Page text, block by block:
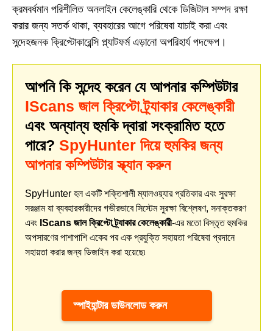
ক্রমবর্ধমান পরিশীলিত অনলাইন কেলেঙ্কারি থেকে ডিজিটাল সম্পদ রক্ষা
করার জন্য সতর্ক থাকা, ব্যবহারের আগে পরিষেবা যাচাই করা এবং
সন্দেহজনক ক্রিপ্টোকারেন্সি প্ল্যাটফর্ম এড়ানো অপরিহার্য পদক্ষেপ।
আপনি কি সন্দেহ করেন যে আপনার কম্পিউটার
IScans জাল ক্রিপ্টো ট্র্যাকার কেলেঙ্কারী
এবং অন্যান্য হুমকি দ্বারা সংক্রামিত হতে
পারে? SpyHunter দিয়ে হুমকির জন্য
আপনার কম্পিউটার স্ক্যান করুন
SpyHunter হল একটি শক্তিশালী ম্যালওয়্যার প্রতিকার এবং সুরক্ষা
সরঞ্জাম যা ব্যবহারকারীদের গভীরভাবে সিস্টেম সুরক্ষা বিশ্লেষণ, সনাক্তকরণ
এবং IScans জাল ক্রিপ্টো ট্র্যাকার কেলেঙ্কারী-এর মতো বিস্তৃত হুমকির
অপসারণের পাশাপাশি একের পর এক প্রযুক্তি সহায়তা পরিষেবা প্রদানে
সহায়তা করার জন্য ডিজাইন করা হয়েছে৷
স্পাইহান্টার ডাউনলোড করুন